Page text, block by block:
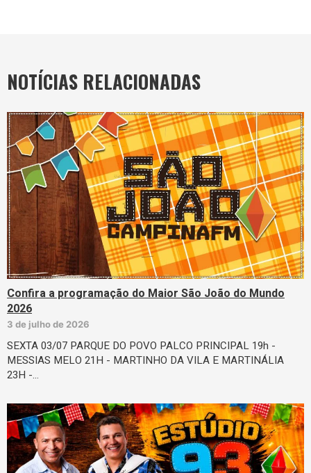
NOTÍCIAS RELACIONADAS
Confira a programação do Maior São João do Mundo
2026
3 de julho de 2026
SEXTA 03/07 PARQUE DO POVO PALCO PRINCIPAL 19h -
MESSIAS MELO 21H - MARTINHO DA VILA E MARTINÁLIA
23H -…